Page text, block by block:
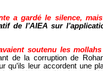
a gardé le silence, mais
de l’AIEA sur
soutenu les
de la corruption de
qu’ils leur accordent une